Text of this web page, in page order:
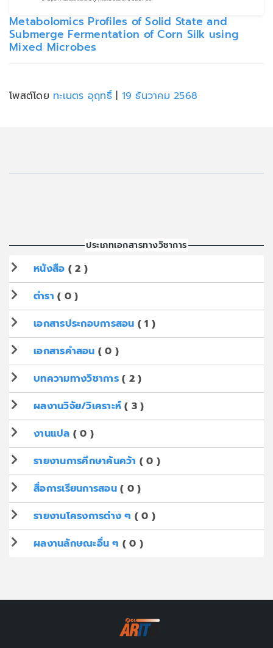
Metabolomics Profiles of Solid State and
Submerge Fermentation of Corn Silk using
Mixed Microbes
โพสต์โดย ทะเนตร อุฤทธิ์ | 19 ธันวาคม 2568
ประเภทเอกสารทางวิชาการ
หนังสือ ( 2 )
ตำรา ( 0 )
เอกสารประกอบการสอน ( 1 )
เอกสารคำสอน ( 0 )
บทความทางวิชาการ ( 2 )
ผลงานวิจัย/วิเคราะห์ ( 3 )
งานแปล ( 0 )
รายงานการศึกษาค้นคว้า ( 0 )
สื่อการเรียนการสอน ( 0 )
รายงานโครงการต่าง ๆ ( 0 )
ผลงานลักษณะอื่น ๆ ( 0 )